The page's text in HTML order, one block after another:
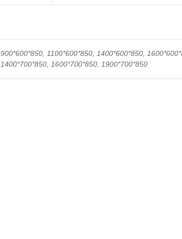
900*600*850, 1100*600*850, 1400*600*850,
1400*700*850, 1600*700*850, 1900*700*850